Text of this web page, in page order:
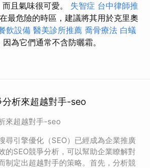
且氣味很可愛。 失智症 台中律師推
在最危險的時區，建議將其用於克里奧
飲設備 醫美診所推薦 喬骨療法 白蟻
為它們通常不含防曬霜。
分析來超越對手-seo
來超越對手-seo
尋引擎優化（SEO）已經成為企業推廣
的SEO競爭分析，可以幫助企業瞭解對
制定出超越對手的策略。首先，分析競